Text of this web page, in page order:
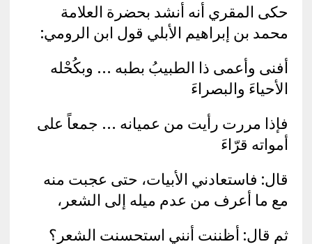
حكى المقري أنه أنشد بحضرة العلامة
محمد بن إبراهيم الأبلي قول ابن الرومي:
أفنى وأعمى ذا الطبيبُ بطبه … وبكُحْله
الأحياءَ والبصراءَ
فإذا مررت رأيت من عميانه … جمعاً على
أمواته قرّاءَ
قال: فاستعادني الأبيات، حتى عجبت منه
مع ما أعرف من عدم ميله إلى الشعر،
ثم قال: أظننت أنني استحسنت الشعر؟